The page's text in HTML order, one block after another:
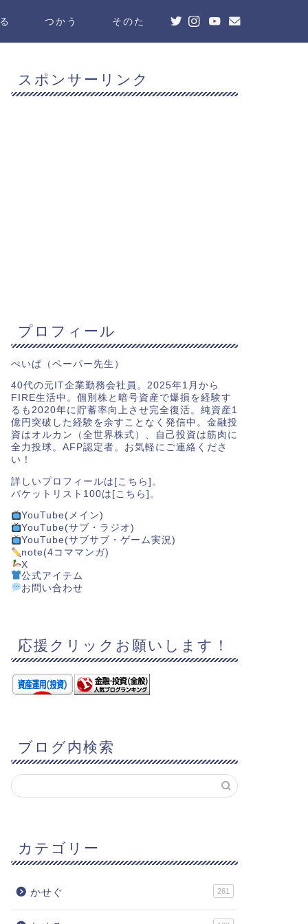
つかう そのた
スポンサーリンク
プロフィール
ぺいぱ（ペーパー先生）
40代の元IT企業勤務会社員。2025年1月から
FIRE生活中。個別株と暗号資産で爆損を経験す
るも2020年に貯蓄率向上させ完全復活。純資産1
億円突破した経験を余すことなく発信中。金融投
資はオルカン（全世界株式）、自己投資は筋肉に
全力投球。AFP認定者。お気軽にご連絡くださ
い！
詳しいプロフィールは[ こちら ]。
バケットリスト100は[ こちら ]。
YouTube(メイン)
YouTube(サブ・ラジオ)
YouTube(サブサブ・ゲーム実況)
note(4コママンガ)
X
公式アイテム
お問い合わせ
応援クリックお願いします！
ブログ内検索
カテゴリー
かせぐ 261